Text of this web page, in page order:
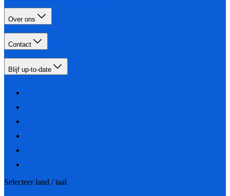
Over ons
Contact
Blijf up-to-date
Selecteer land / taal